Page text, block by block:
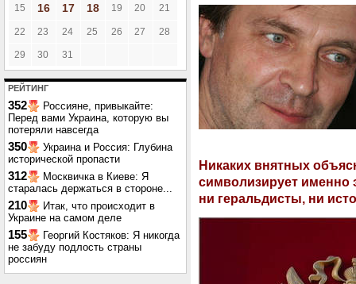
15 16 17 18 19 20 21
22 23 24 25 26 27 28
29 30 31
РЕЙТИНГ
352
Россияне, привыкайте:
Перед вами Украина, которую вы
потеряли навсегда
350
Украина и Россия: Глубина
исторической пропасти
312
Москвичка в Киеве: Я
старалась держаться в стороне...
210
Итак, что происходит в
Украине на самом деле
155
Георгий Костяков: Я никогда
не забуду подлость страны
россиян
Никаких внятных
символизирует именно
ни геральдисты, ни